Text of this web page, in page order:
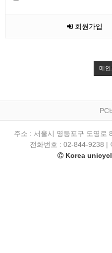
회원가입
메인
PC
주소 : 서울시 영등포구 도영로
전화번호 : 02-844-9238 |
Korea